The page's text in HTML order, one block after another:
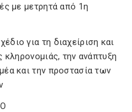
με μετρητά από 1η
για τη διαχείριση και
κληρονομιάς, την ανάπτυξη
και την προστασία των